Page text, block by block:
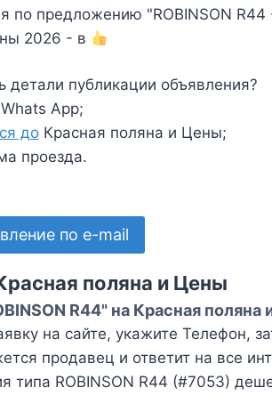
по предложению "ROBINSON
2026 - в
детали публикации объявления?
App;
доКрасная поляна и Цены;
проезда.
по e-mail
поляна и Цены
R44" на Красная поляна
на сайте, укажите Телефон,
продавец и ответит на все
типа ROBINSON R44 (#7053)